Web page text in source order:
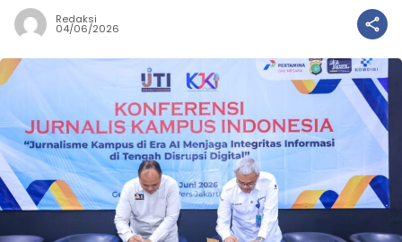
Redaksi
04/06/2026